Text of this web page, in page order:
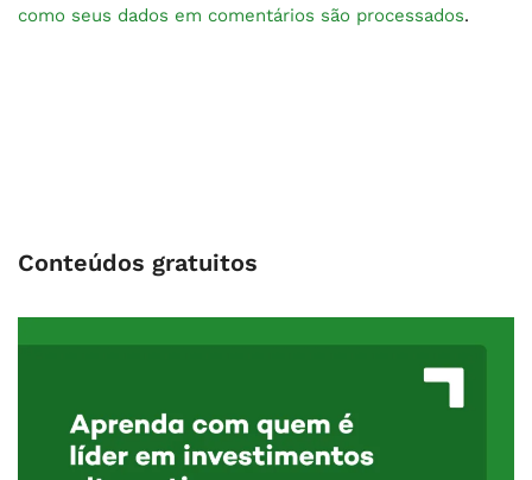
como seus dados em comentários são processados.
Conteúdos gratuitos